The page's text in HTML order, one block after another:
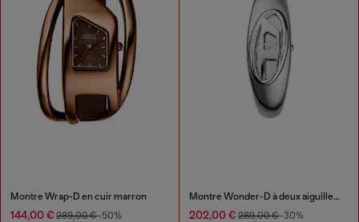
Montre Wrap-D en cuir marron
144,00 € 289,00 €-50%
Montre Wonder-D à deux aiguilles en acier inoxydable
202,00 € 289,00 €-30%